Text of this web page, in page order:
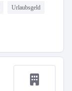
Urlaubsgeld